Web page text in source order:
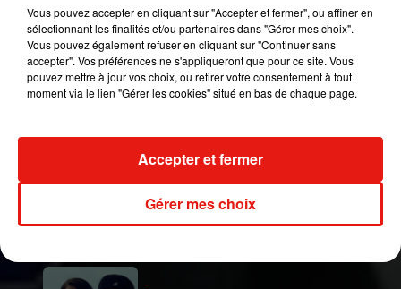
Le fourmilier géant fait son retour
en Argentine, et en pleine...
Karol G dévoile la tracklist de
Au Guatemala, le volcan de
Fuego entre en éruption
Vous pouvez accepter en cliquant sur "Accepter et fermer", ou affiner en
sélectionnant les finalités et/ou partenaires dans "Gérer mes choix".
Vous pouvez également refuser en cliquant sur "Continuer sans
accepter". Vos préférences ne s'appliqueront que pour ce site. Vous
pouvez mettre à jour vos choix, ou retirer votre consentement à tout
moment via le lien "Gérer les cookies" situé en bas de chaque page.
Gérer mes choix
Accepter et fermer